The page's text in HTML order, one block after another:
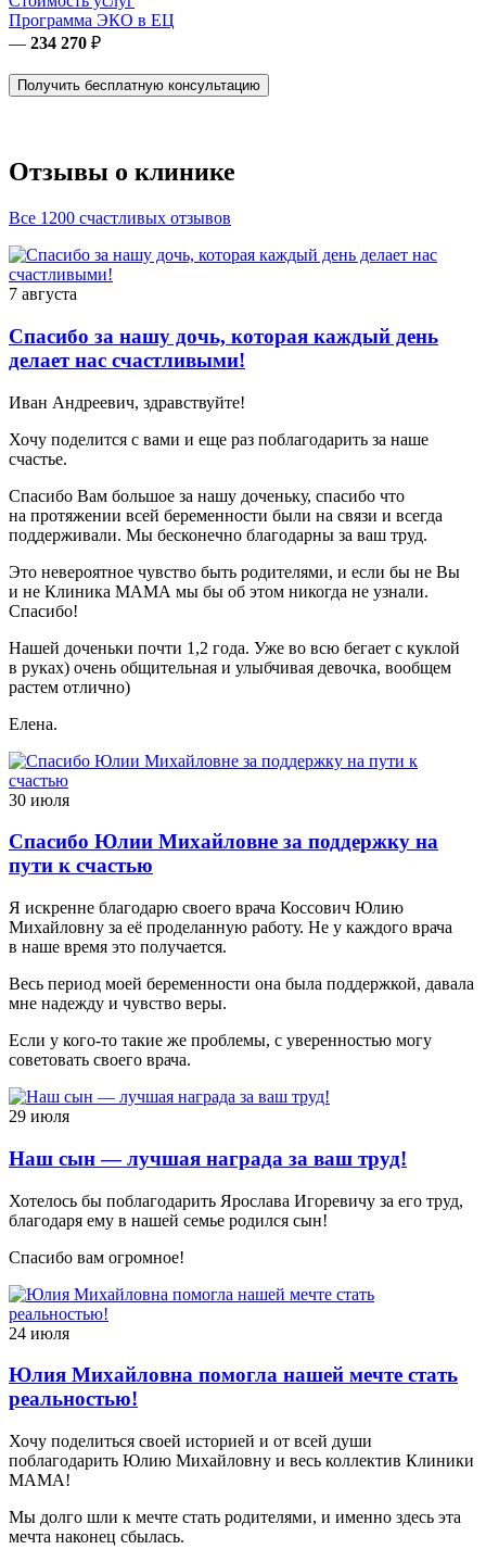
Программа ЭКО в ЕЦ
— 234 270 ₽
Получить бесплатную консультацию
Отзывы о клинике
Все 1200 счастливых отзывов
7 августа
Спасибо за нашу дочь, которая каждый день
делает нас счастливыми!
Иван Андреевич, здравствуйте!
Хочу поделится с вами и еще раз поблагодарить за наше
счастье.
Спасибо Вам большое за нашу доченьку, спасибо что
на протяжении всей беременности были на связи и всегда
поддерживали. Мы бесконечно благодарны за ваш труд.
Это невероятное чувство быть родителями, и если бы не Вы
и не Клиника МАМА мы бы об этом никогда не узнали.
Спасибо!
Нашей доченьки почти 1,2 года. Уже во всю бегает с куклой
в руках) очень общительная и улыбчивая девочка, вообщем
растем отлично)
Елена.
30 июля
Спасибо Юлии Михайловне за поддержку на
пути к счастью
Я искренне благодарю своего врача Коссович Юлию
Михайловну за её проделанную работу. Не у каждого врача
в наше время это получается.
Весь период моей беременности она была поддержкой, давала
мне надежду и чувство веры.
Если у кого-то такие же проблемы, с уверенностью могу
советовать своего врача.
29 июля
Наш сын — лучшая награда за ваш труд!
Хотелось бы поблагодарить Ярослава Игоревичу за его труд,
благодаря ему в нашей семье родился сын!
Спасибо вам огромное!
24 июля
Юлия Михайловна помогла нашей мечте стать
реальностью!
Хочу поделиться своей историей и от всей души
поблагодарить Юлию Михайловну и весь коллектив Клиники
МАМА!
Мы долго шли к мечте стать родителями, и именно здесь эта
мечта наконец сбылась.